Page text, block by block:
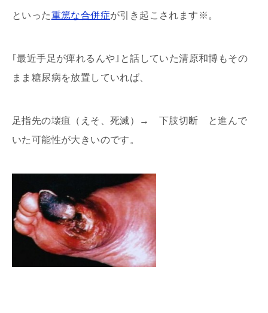
といった重篤な合併症が引き起こされます※。
｢最近手足が痺れるんや｣と話していた清原和博もその
まま糖尿病を放置していれば、
足指先の壊疽（えそ、死滅）→ 下肢切断 と進んで
いた可能性が大きいのです。